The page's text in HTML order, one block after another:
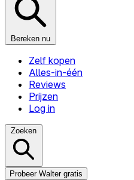
Bereken nu
Zelf kopen
Alles-in-één
Reviews
Prijzen
Log in
Zoeken
Probeer Walter gratis